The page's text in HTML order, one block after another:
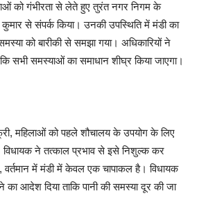
को गंभीरता से लेते हुए तुरंत नगर निगम के
से संपर्क किया। उनकी उपस्थिति में मंडी का
को बारीकी से समझा गया। अधिकारियों ने
सभी समस्याओं का समाधान शीघ्र किया जाएगा।
महिलाओं को पहले शौचालय के उपयोग के लिए
ने तत्काल प्रभाव से इसे निशुल्क कर
वर्तमान में मंडी में केवल एक चापाकल है। विधायक
का आदेश दिया ताकि पानी की समस्या दूर की जा